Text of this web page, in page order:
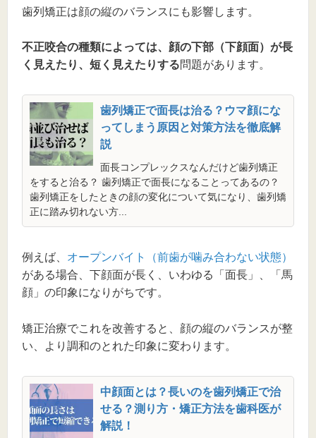
歯列矯正は顔の縦のバランスにも影響します。
不正咬合の種類によっては、顔の下部（下顔面）が長
く見えたり、短く見えたりする問題があります。
歯列矯正で面長は治る？ウマ顔にな
ってしまう原因と対策方法を徹底解
説
面長コンプレックスなんだけど歯列矯正
をすると治る？ 歯列矯正で面長になることってあるの？
歯列矯正をしたときの顔の変化について気になり、歯列矯
正に踏み切れない方...
例えば、 オープンバイト（前歯が噛み合わない状態）
がある場合、下顔面が長く、いわゆる「面長」、「馬
顔」の印象になりがちです。
矯正治療でこれを改善すると、顔の縦のバランスが整
い、より調和のとれた印象に変わります。
中顔面とは？長いのを歯列矯正で治
せる？測り方・矯正方法を歯科医が
解説！